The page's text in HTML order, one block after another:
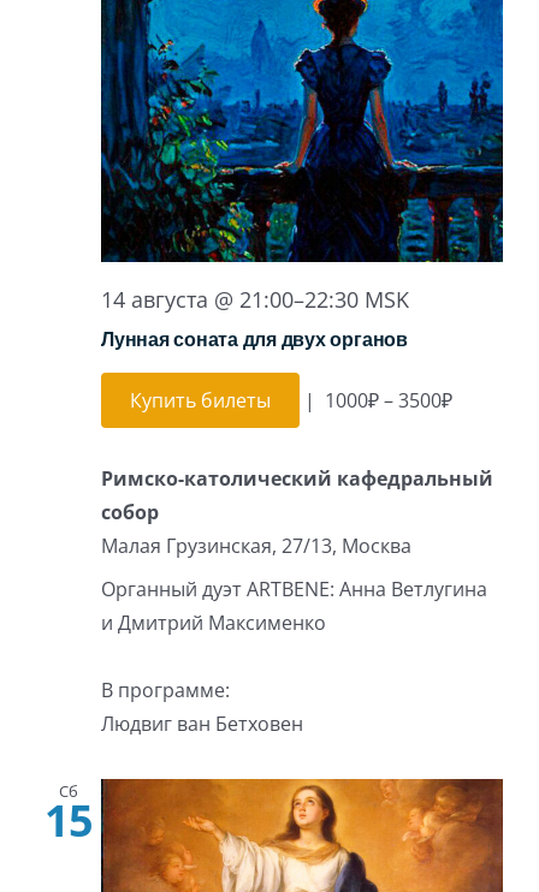
14 августа @ 21:00–22:30 MSK
Лунная соната для двух органов
Купить билеты | 1000₽ – 3500₽
Римско-католический кафедральный
собор
Малая Грузинская, 27/13, Москва
Органный дуэт ARTBENE: Анна Ветлугина
и Дмитрий Максименко
В программе:
Людвиг ван Бетховен
Сб
15